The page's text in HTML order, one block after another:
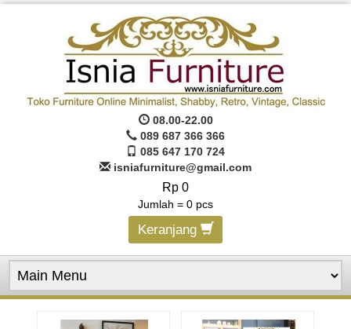
08.00-22.00
089 687 366 366
085 647 170 724
isniafurniture@gmail.com
Rp 0
Jumlah = 0 pcs
Keranjang